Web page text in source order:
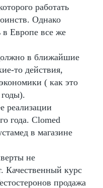
работать
Однако
в Европе все же
в ближайшие
то действия,
( как это
реализации
года. Clomed
в магазине
не
Качественный курс
продажа